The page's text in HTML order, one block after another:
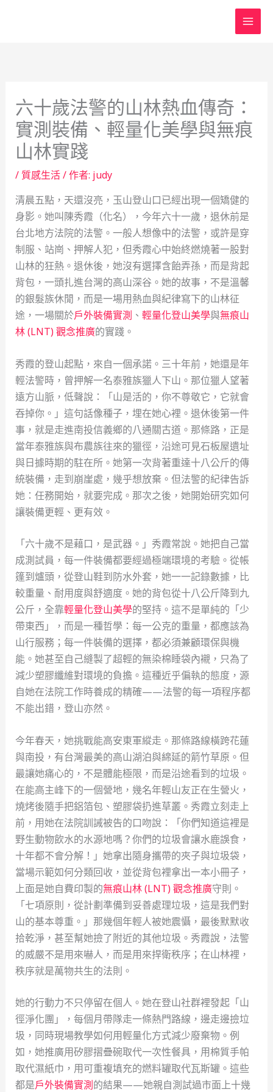
六十歲法警的山林熱血傳奇：
實測裝備、輕量化美學與無痕
山林實踐
/ 質感生活/ 作者: judy
清晨五點，天還沒亮，玉山登山口已經出現一個矯健的
身影。她叫陳秀霞（化名），今年六十一歲，退休前是
台北地方法院的法警。一般人想像中的法警，或許是穿
制服、站崗、押解人犯，但秀霞心中始終燃燒著一股對
山林的狂熱。退休後，她沒有選擇含飴弄孫，而是背起
背包，一頭扎進台灣的高山深谷。她的故事，不是溫馨
的銀髮族休閒，而是一場用熱血與紀律寫下的山林征
途，一場關於戶外裝備實測 、 輕量化登山美學與無痕山
林 (LNT) 觀念推廣的實踐。
秀霞的登山起點，來自一個承諾。三十年前，她還是年
輕法警時，曾押解一名泰雅族獵人下山。那位獵人望著
遠方山脈，低聲說：「山是活的，你不尊敬它，它就會
吞掉你。」這句話像種子，埋在她心裡。退休後第一件
事，就是走進南投信義鄉的八通關古道。那條路，正是
當年泰雅族與布農族往來的獵徑，沿途可見石板屋遺址
與日據時期的駐在所。她第一次背著重達十八公斤的傳
統裝備，走到崩崖處，幾乎想放棄。但法警的紀律告訴
她：任務開始，就要完成。那次之後，她開始研究如何
讓裝備更輕、更有效。
「六十歲不是藉口，是武器。」秀霞常說。她把自己當
成測試員，每一件裝備都要經過極端環境的考驗。從帳
篷到爐頭，從登山鞋到防水外套，她一一記錄數據，比
較重量、耐用度與舒適度。她的背包從十八公斤降到九
公斤，全靠輕量化登山美學的堅持。這不是單純的「少
帶東西」，而是一種哲學：每一公克的重量，都應該為
山行服務；每一件裝備的選擇，都必須兼顧環保與機
能。她甚至自己縫製了超輕的無染棉睡袋內襯，只為了
減少塑膠纖維對環境的負擔。這種近乎偏執的態度，源
自她在法院工作時養成的精確——法警的每一項程序都
不能出錯，登山亦然。
今年春天，她挑戰能高安東軍縱走。那條路線橫跨花蓮
與南投，有台灣最美的高山湖泊與綿延的箭竹草原。但
最讓她痛心的，不是體能極限，而是沿途看到的垃圾。
在能高主峰下的一個營地，幾名年輕山友正在生營火，
燒烤後隨手把鋁箔包、塑膠袋扔進草叢。秀霞立刻走上
前，用她在法院訓誡被告的口吻說：「你們知道這裡是
野生動物飲水的水源地嗎？你們的垃圾會讓水鹿誤食，
十年都不會分解！」她拿出隨身攜帶的夾子與垃圾袋，
當場示範如何分類回收，並從背包裡拿出一本小冊子，
上面是她自費印製的無痕山林 (LNT) 觀念推廣守則。
「七項原則，從計劃準備到妥善處理垃圾，這是我們對
山的基本尊重。」那幾個年輕人被她震懾，最後默默收
拾乾淨，甚至幫她撿了附近的其他垃圾。秀霞說，法警
的威嚴不是用來嚇人，而是用來捍衛秩序；在山林裡，
秩序就是萬物共生的法則。
她的行動力不只停留在個人。她在登山社群裡發起「山
徑淨化團」，每個月帶隊走一條熱門路線，邊走邊撿垃
圾，同時現場教學如何用輕量化方式減少廢棄物。例
如，她推廣用矽膠摺疊碗取代一次性餐具，用棉質手帕
取代濕紙巾，用可重複填充的燃料罐取代瓦斯罐。這些
都是戶外裝備實測的結果——她親自測試過市面上十幾